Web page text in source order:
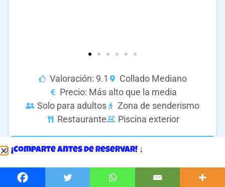
Valoración: 9.1
Collado Mediano
Precio: Más alto que la media
Solo para adultos
Zona de senderismo
Restaurante
Piscina exterior
Más información en Booking.com >>
El Box Art Hotel – La Torreocupa una mansión del siglo
XIX de Collado Mediano
↓ ¡Comparte antes de reservar! ↓